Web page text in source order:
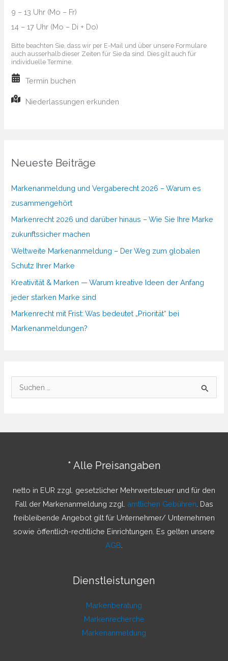
9 – 13 Uhr (Mo – Fr)
14 – 17 Uhr (Mo – Di + Do)
Bitte beachten Sie, dass wir per E-Mail und über unsere Formulare
auch ausserhalb dieser Zeiten für Sie da sind. Dies gilt auch für
individuelle Termine.
Termin buchen
Niederlassungen erkunden
Neueste Beiträge
Markenanmeldung und Vergaberecht 2026 – Warum es
zusammengehört
Markenrecht 2026 und darüber hinaus – Wie Sie Ihre Marke
zukunftssicher machen
Weltweite Markenanmeldung – Der Weg zum globalen
Schutz Ihrer Marke
Kreativität & Marken — Warum kreative Ideen der Anfang
jeder starken Marke sind
Markenrecht mit Frist: Was bedeutet „Priorität“ bei
Markenanmeldungen?
u
a
h
* Alle Preisangaben
netto in EUR zzgl. gesetzlicher Mehrwertsteuer und für den
Fall der Markenanmeldung zzgl. amtlichen Gebühren . Das
freibleibende Angebot gilt für Unternehmer/ Unternehmen
sowie öffentlich-rechtliche Einrichtungen. Es gelten unsere
AGB
Dienstleistungen
Markenberatung
Markenrecherche
Markenanmeldung